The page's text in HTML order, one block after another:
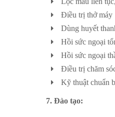
Điều trị thở máy
Dùng huyết
Hồi sức ngoại
Hồi sức ngoại
Điều trị chăm
Kỹ thuật chuẩn
7. Đào tạo: